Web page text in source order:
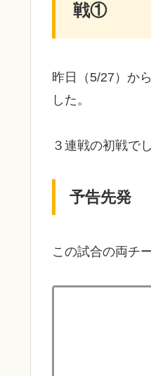
戦①
昨日（5/27）か
した。
３連戦の初戦でし
予告先発
この試合の両チ